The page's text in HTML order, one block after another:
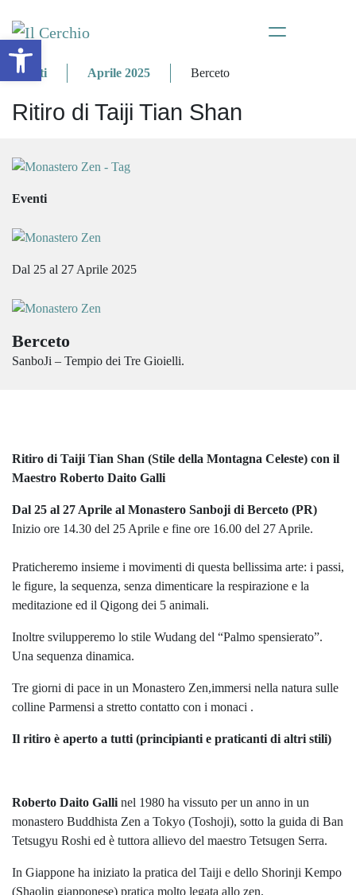
Eventi Aprile 2025 Berceto
Ritiro di Taiji Tian Shan
Eventi
Dal 25 al 27 Aprile 2025
Berceto
SanboJi – Tempio dei Tre Gioielli.
Ritiro di Taiji Tian Shan (Stile della Montagna Celeste) con il
Maestro Roberto Daito Galli
Dal 25 al 27 Aprile al Monastero Sanboji di Berceto (PR)
Inizio ore 14.30 del 25 Aprile e fine ore 16.00 del 27 Aprile.
Praticheremo insieme i movimenti di questa bellissima arte: i passi,
le figure, la sequenza, senza dimenticare la respirazione e la
meditazione ed il Qigong dei 5 animali.
Inoltre svilupperemo lo stile Wudang del “Palmo spensierato”.
Una sequenza dinamica.
Tre giorni di pace in un Monastero Zen,immersi nella natura sulle
colline Parmensi a stretto contatto con i monaci .
Il ritiro è aperto a tutti (principianti e praticanti di altri stili)
Roberto Daito Galli nel 1980 ha vissuto per un anno in un
monastero Buddhista Zen a Tokyo (Toshoji), sotto la guida di Ban
Tetsugyu Roshi ed è tuttora allievo del maestro Tetsugen Serra.
In Giappone ha iniziato la pratica del Taiji e dello Shorinji Kempo
(Shaolin giapponese) pratica molto legata allo zen.
Apri la barra degli strumenti